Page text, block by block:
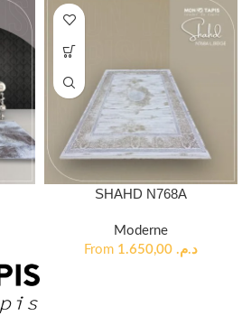
SHAHD N768A
Moderne
From
د.م.